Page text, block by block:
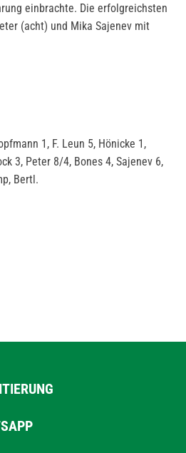
einbrachte. Die erfolgreichsten
(acht) und Mika Sajenev mit
1, F. Leun 5, Hönicke 1,
3, Peter 8/4, Bones 4, Sajenev 6,
Bertl.